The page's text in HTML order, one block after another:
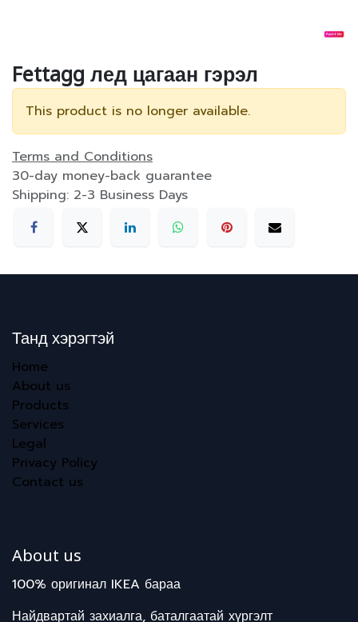
Fettagg лед цагаан гэрэл
This product is no longer available.
Terms and Conditions
30-day money-back guarantee
Shipping: 2-3 Business Days
Танд хэрэгтэй
Home
About us
Products
Services
Legal
Privacy Policy
Contact us
About us
100% оригинал IKEA бараа
Найдвартай захиалга, баталгаатай хүргэлт